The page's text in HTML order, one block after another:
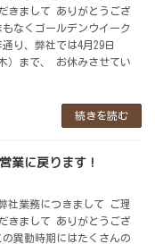
きまして ありがとうござ
なくゴールデンウイーク
り、弊社では4月29日
）まで、 お休みさせてい
続きを読む
業に戻ります！
社業務につきまして ご理
きまして ありがとうござ
異動時期にはたくさんの